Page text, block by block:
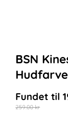
BSN
Fundet til
259.00kr